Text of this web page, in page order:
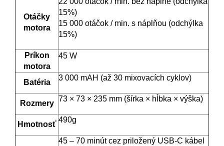
Otáčky
motora
15%)
15 000 otáčok / min. s náplňou (odchýlka
15%)
Príkon
motora
45 W
Batéria
3 000 mAH (až 30 mixovacích cyklov)
Rozmery
73 × 73 × 235 mm (šírka × hĺbka × výška)
Hmotnosť
490g
45 – 70 minút cez priložený USB-C kábel